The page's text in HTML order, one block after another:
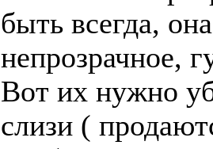
быть всегда,
непрозрачное,
Вот их нужно
слизи (